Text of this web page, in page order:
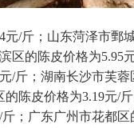
/斤；山东菏泽市鄄
区的陈皮价格为5.95
/斤；湖南长沙市芙
陈皮价格为3.19元/
；广东广州市花都